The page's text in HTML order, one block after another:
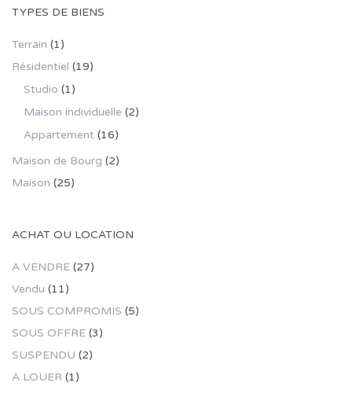
TYPES DE BIENS
Terrain (1)
Résidentiel (19)
Studio (1)
Maison individuelle (2)
Appartement (16)
Maison de Bourg (2)
Maison (25)
ACHAT OU LOCATION
A VENDRE (27)
Vendu (11)
SOUS COMPROMIS (5)
SOUS OFFRE (3)
SUSPENDU (2)
A LOUER (1)